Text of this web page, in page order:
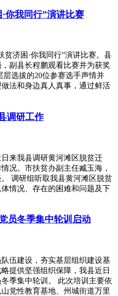
你我同行”演讲比赛
贫济困·你我同行”演讲比赛。县
副县长程鹏观看比赛并为获奖
选拔的20位参赛选手声情并
法和身边真人真事，通过鲜活
调研工作
来我县调研黄河滩区脱贫迁
况。市扶贫办副主任臧玉海，
调研组听取我县黄河滩区脱贫
情况、存在的困难和问题及下
员冬季集中轮训启动
伍建设，夯实基层组织建设基
提供坚强组织保障，我县近日
季集中轮训。 此次培训主要依
党性教育基地、州城街道万里